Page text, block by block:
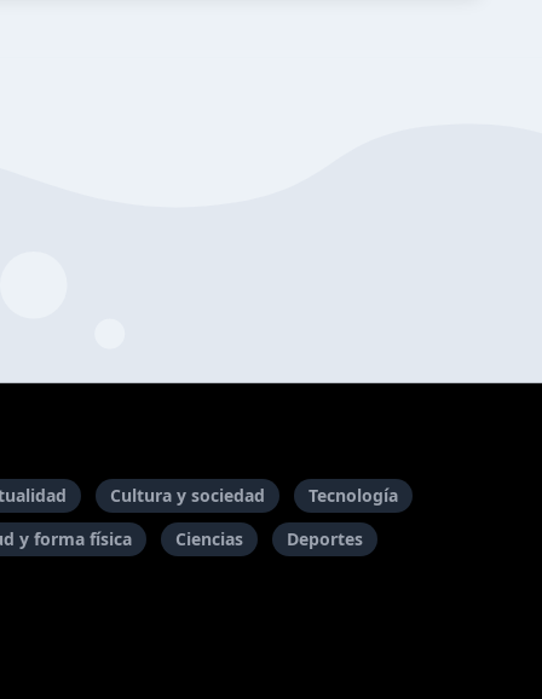
Cultura y sociedad
Tecnología
y forma física
Ciencias Deportes